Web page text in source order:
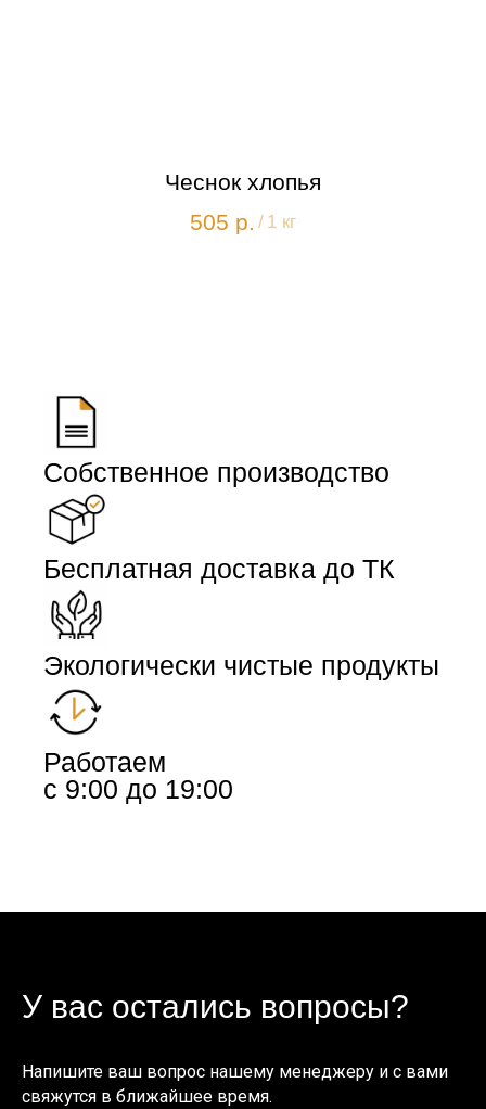
Чеснок хлопья
505 р. / 1 кг
Собственное производство
Бесплатная доставка до ТК
Экологически чистые продукты
Работаем
с 9:00 до 19:00
У вас остались вопросы?
Напишите ваш вопрос нашему менеджеру и с вами
свяжутся в ближайшее время.